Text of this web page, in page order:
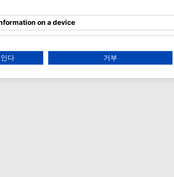
on a device
advertising
다 거부